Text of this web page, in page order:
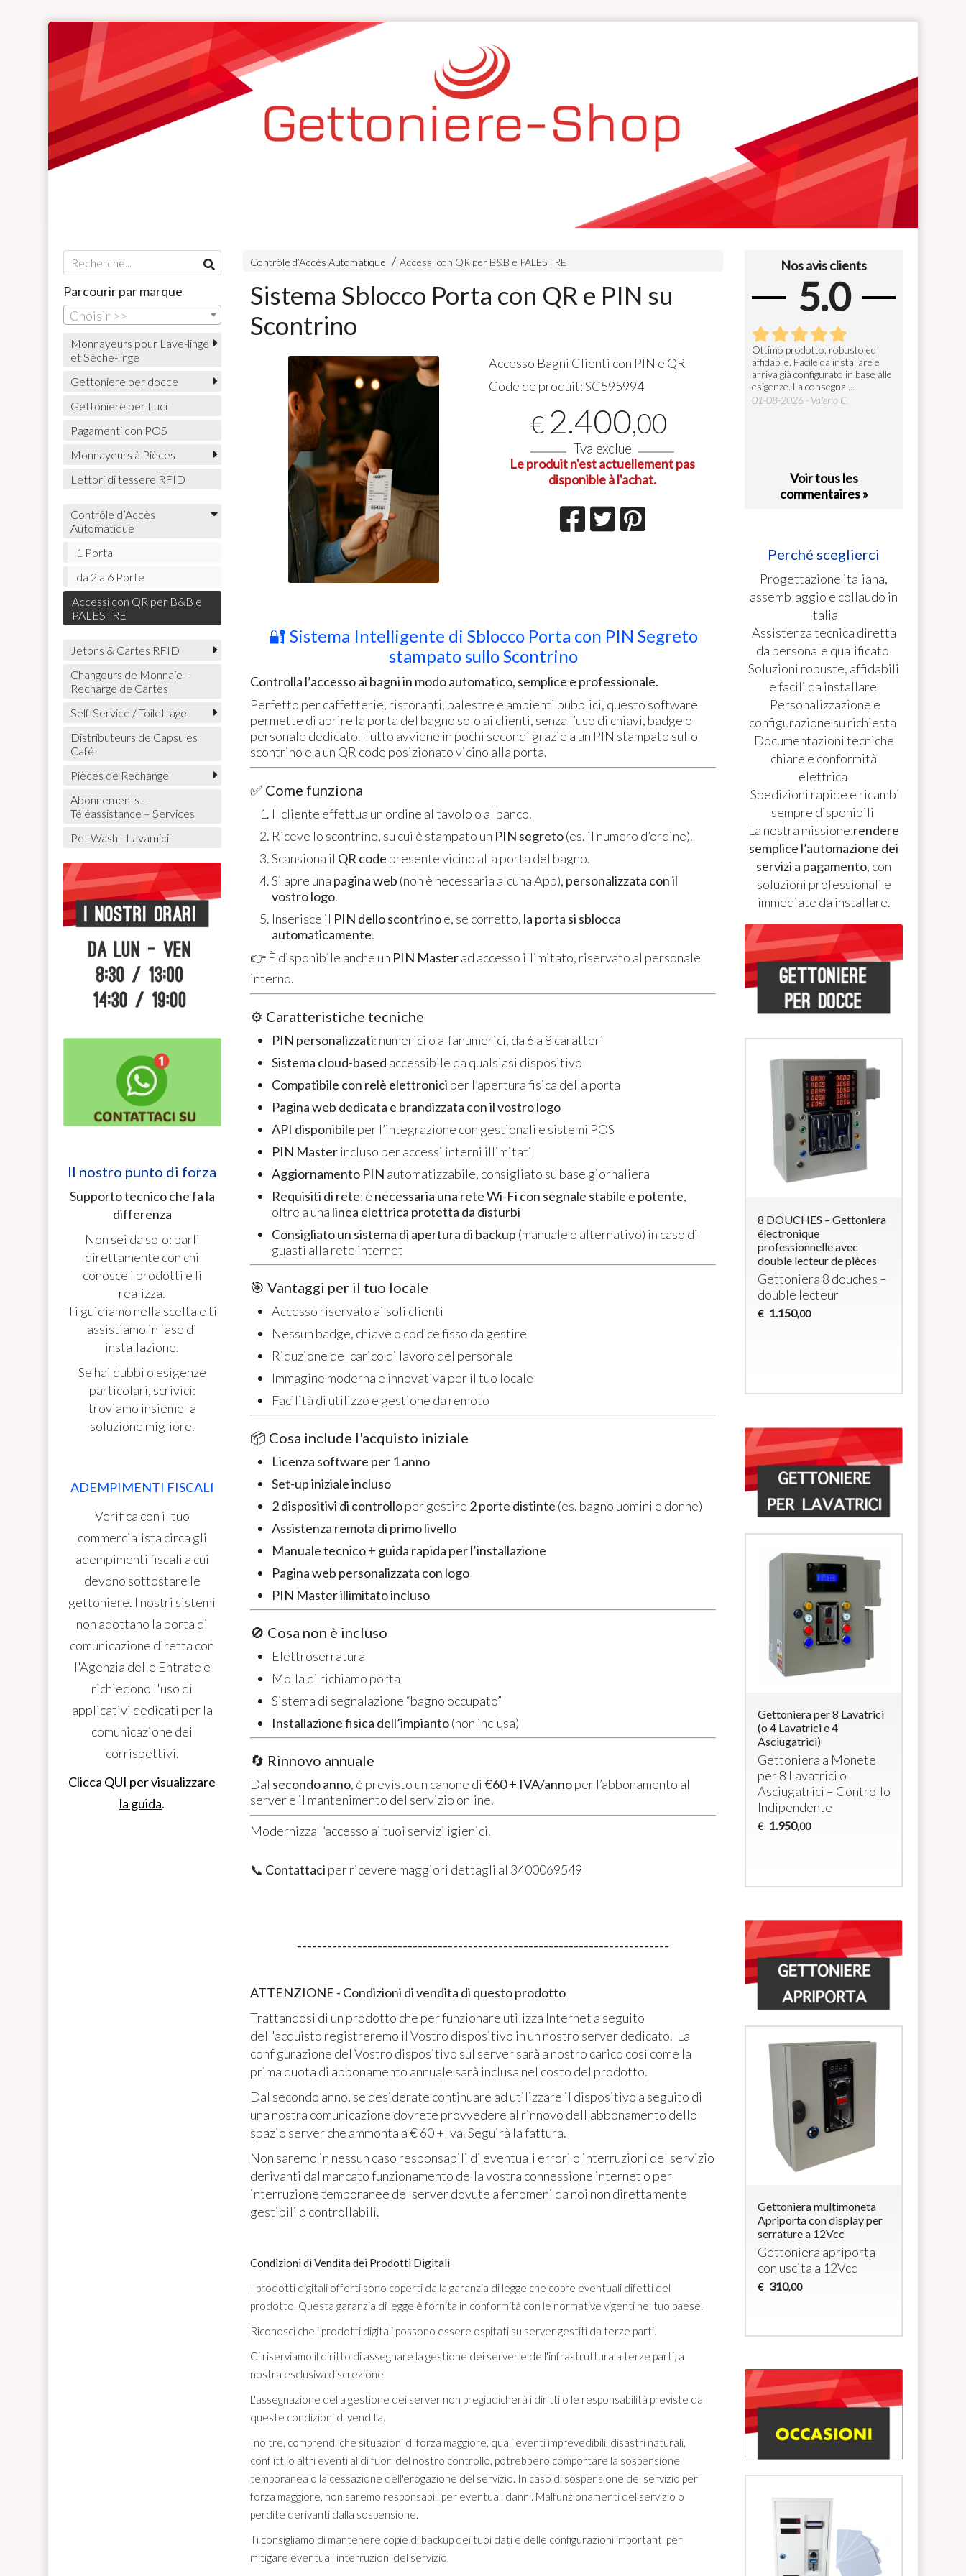
Contrôle d’Accès Automatique Accessi con QR per B&B e PALESTRE
Sistema Sblocco Porta con QR e PIN su
Scontrino
Accesso Bagni Clienti con PIN e QR
Code de produit:SC595994
€ 2.400,00
Tva exclue
Le produit n'est actuellement pas
disponible à l'achat.
🔐 Sistema Intelligente di Sblocco Porta con PIN Segreto
stampato sullo Scontrino
Controlla l’accesso ai bagni in modo automatico, semplice e professionale.
Perfetto per caffetterie, ristoranti, palestre e ambienti pubblici, questo software
permette di aprire la porta del bagno solo ai clienti, senza l’uso di chiavi, badge o
personale dedicato. Tutto avviene in pochi secondi grazie a un PIN stampato sullo
scontrino e a un QR code posizionato vicino alla porta.
✅ Come funziona
Il cliente effettua un ordine al tavolo o al banco.
Riceve lo scontrino, su cui è stampato un PIN segreto(es. il numero d’ordine).
Scansiona il QR code presente vicino alla porta del bagno.
Si apre una pagina web (non è necessaria alcuna App), personalizzata con il
vostro logo.
Inserisce il PIN dello scontrinoe, se corretto, la porta si sblocca
automaticamente.
👉 È disponibile anche un PIN Masterad accesso illimitato, riservato al personale
interno.
⚙️ Caratteristiche tecniche
PIN personalizzati: numerici o alfanumerici, da 6 a 8 caratteri
Sistema cloud-based accessibile da qualsiasi dispositivo
Compatibile con relè elettronici per l’apertura fisica della porta
Pagina web dedicata e brandizzata con il vostro logo
API disponibile per l’integrazione con gestionali e sistemi POS
PIN Masterincluso per accessi interni illimitati
Aggiornamento PIN automatizzabile, consigliato su base giornaliera
Requisiti di rete: è necessaria una rete Wi-Fi con segnale stabile e potente,
oltre a una linea elettrica protetta da disturbi
Consigliato un sistema di apertura di backup (manuale o alternativo) in caso di
guasti alla rete internet
🎯 Vantaggi per il tuo locale
Accesso riservato ai soli clienti
Nessun badge, chiave o codice fisso da gestire
Riduzione del carico di lavoro del personale
Immagine moderna e innovativa per il tuo locale
Facilità di utilizzo e gestione da remoto
📦 Cosa include l'acquisto iniziale
Licenza software per 1 anno
Set-up iniziale incluso
2 dispositivi di controlloper gestire 2 porte distinte (es. bagno uomini e donne)
Assistenza remota di primo livello
Manuale tecnico + guida rapida per l’installazione
Pagina web personalizzata con logo
PIN Master illimitato incluso
🚫 Cosa non è incluso
Elettroserratura
Molla di richiamo porta
Sistema di segnalazione “bagno occupato”
Installazione fisica dell’impianto(non inclusa)
🔄 Rinnovo annuale
Dal secondo anno, è previsto un canone di €60 + IVA/annoper l’abbonamento al
server e il mantenimento del servizio online.
Modernizza l’accesso ai tuoi servizi igienici.
📞 Contattaci per ricevere maggiori dettagli al 3400069549
--------------------------------------------------------------------------
ATTENZIONE - Condizioni di vendita di questo prodotto
Trattandosi di un prodotto che per funzionare utilizza Internet a seguito
dell'acquisto registreremo il Vostro dispositivo in un nostro server dedicato. La
configurazione del Vostro dispositivo sul server sarà a nostro carico così come la
prima quota di abbonamento annuale sarà inclusa nel costo del prodotto.
Dal secondo anno, se desiderate continuare ad utilizzare il dispositivo a seguito di
una nostra comunicazione dovrete provvedere al rinnovo dell'abbonamento dello
spazio server che ammonta a € 60 + Iva. Seguirà la fattura.
Non saremo in nessun caso responsabili di eventuali errori o interruzioni del servizio
derivanti dal mancato funzionamento della vostra connessione internet o per
interruzione temporanee del server dovute a fenomeni da noi non direttamente
gestibili o controllabili.
Condizioni di Vendita dei Prodotti Digitali
I prodotti digitali offerti sono coperti dalla garanzia di legge che copre eventuali difetti del
prodotto. Questa garanzia di legge è fornita in conformità con le normative vigenti nel tuo paese.
Riconosci che i prodotti digitali possono essere ospitati su server gestiti da terze parti.
Ci riserviamo il diritto di assegnare la gestione dei server e dell'infrastruttura a terze parti, a
nostra esclusiva discrezione.
L'assegnazione della gestione dei server non pregiudicherà i diritti o le responsabilità previste da
queste condizioni di vendita.
Inoltre, comprendi che situazioni di forza maggiore, quali eventi imprevedibili, disastri naturali,
conflitti o altri eventi al di fuori del nostro controllo, potrebbero comportare la sospensione
temporanea o la cessazione dell'erogazione del servizio. In caso di sospensione del servizio per
forza maggiore, non saremo responsabili per eventuali danni. Malfunzionamenti del servizio o
perdite derivanti dalla sospensione.
Ti consigliamo di mantenere copie di backup dei tuoi dati e delle configurazioni importanti per
mitigare eventuali interruzioni del servizio.
Parcourir par marque
Choisir >>
Monnayeurs pour Lave-linge
et Sèche-linge
Gettoniere per docce
Gettoniere per Luci
Pagamenti con POS
Monnayeurs à Pièces
Lettori di tessere RFID
Contrôle d’Accès
Automatique
1 Porta
da 2 a 6 Porte
Accessi con QR per B&B e
PALESTRE
Jetons & Cartes RFID
Changeurs de Monnaie –
Recharge de Cartes
Self-Service / Toilettage
Distributeurs de Capsules
Café
Pièces de Rechange
Abonnements –
Téléassistance – Services
Pet Wash - Lavamici
Il nostro punto di forza
Supporto tecnico che fa la
differenza
Non sei da solo: parli
direttamente con chi
conosce i prodotti e li
realizza.
Ti guidiamo nella scelta e ti
assistiamo in fase di
installazione.
Se hai dubbi o esigenze
particolari, scrivici:
troviamo insieme la
soluzione migliore.
ADEMPIMENTI FISCALI
Verifica con il tuo
commercialista circa gli
adempimenti fiscali a cui
devono sottostare le
gettoniere. I nostri sistemi
non adottano la porta di
comunicazione diretta con
l'Agenzia delle Entrate e
richiedono l'uso di
applicativi dedicati per la
comunicazione dei
corrispettivi.
Clicca QUI per visualizzare
la guida.
Nos avis clients
5.0
06-08-2026 - Alberto B.
Ottimo prodotto, robusto ed
affidabile. Facile da installare e
arriva già configurato in base alle
esigenze. La consegna ...
01-08-2026 - Valerio C.
Voir tous les
commentaires »
Perché sceglierci
Progettazione italiana,
assemblaggio e collaudo in
Italia
Assistenza tecnica diretta
da personale qualificato
Soluzioni robuste, affidabili
e facili da installare
Personalizzazione e
configurazione su richiesta
Documentazioni tecniche
chiare e conformità
elettrica
Spedizioni rapide e ricambi
sempre disponibili
La nostra missione:rendere
semplice l’automazione dei
servizi a pagamento, con
soluzioni professionali e
immediate da installare.
Lecteur de Cartes /
Bracelets RFID pour 1
12Vcc
€ ,00
Carte/Braccialetti
Uscite a 12Vcc (per
8 DOUCHES – Gettoniera
électronique
professionnelle avec
double lecteur de pièces
Gettoniera 8 douches –
double lecteur
€ 1.150,00
domestiche (o 3 lavatrici e
3 asciugatrici)
Asciugatrici – Controllo
a Tempo
€ 1.890 ,00
230Vac / max 3000W cada
950
Gettoniera per 8 Lavatrici
(o 4 Lavatrici e 4
Asciugatrici)
Gettoniera a Monete
per 8 Lavatrici o
Asciugatrici – Controllo
Indipendente
€ 1.950,00
porte
(elettroserrature)
€ 400,00
elettroserratura e
accessori (x esterni)
375
Gettoniera multimoneta
Apriporta con display per
serrature a 12Vcc
Gettoniera apriporta
con uscita a 12Vcc
€ 310,00